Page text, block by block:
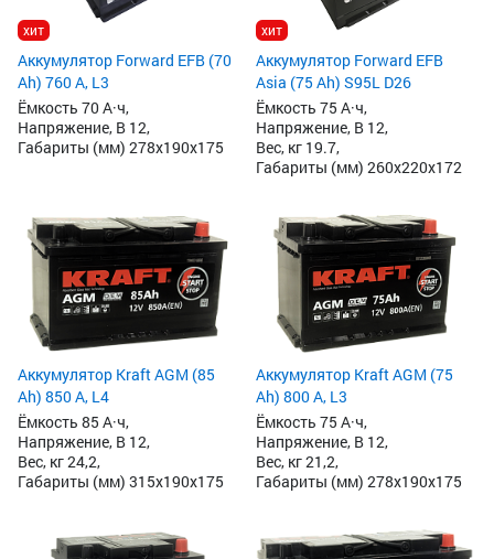
хит
Аккумулятор Forward EFB (70
Ah) 760 А, L3
Ёмкость 70 А·ч,
Напряжение, В 12,
Габариты (мм) 278x190x175
хит
Аккумулятор Forward EFB
Asia (75 Ah) S95L D26
Ёмкость 75 А·ч,
Напряжение, В 12,
Вес, кг 19.7,
Габариты (мм) 260x220x172
Аккумулятор Kraft AGM (85
Ah) 850 А, L4
Ёмкость 85 А·ч,
Напряжение, В 12,
Вес, кг 24,2,
Габариты (мм) 315x190x175
Аккумулятор Kraft AGM (75
Ah) 800 А, L3
Ёмкость 75 А·ч,
Напряжение, В 12,
Вес, кг 21,2,
Габариты (мм) 278x190x175